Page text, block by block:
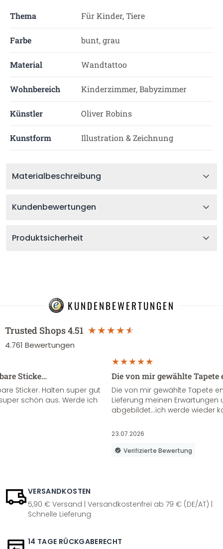
Thema Für Kinder, Tiere
Farbe bunt, grau
Material Wandtattoo
Wohnbereich Kinderzimmer, Babyzimmer
Künstler Oliver Robins
Kunstform Illustration & Zeichnung
Materialbeschreibung
Kundenbewertungen
Produktsicherheit
KUNDENBEWERTUNGEN
Trusted Shops4.51
4.761 Bewertungen
Sticke…
Sticker. Halten super gut
schön aus. Werde ich
Die von mir gewählte
Die von mir gewählte Tapete
Lieferung meinen Erwartungen
abgebildet...ich werde wieder
23.07.2026
Verifizierte Bewertung
VERSANDKOSTEN
5,90 € Versand | Versandkostenfrei ab 79 € (DE/AT) |
Schnelle Lieferung
14 TAGE RÜCKGABERECHT